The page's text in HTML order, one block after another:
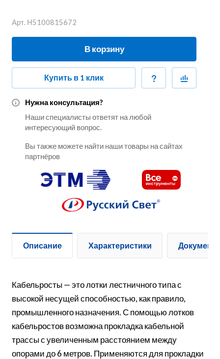
Арт. Н5100815672
В корзину
Купить в 1 клик
Нужна консультация?
Наши специалисты ответят на любой
интересующий вопрос.
Вы также можете найти наши товары на сайтах
партнёров
Описание Характеристики
Кабельросты — это лотки лестничного типа с
высокой несущей способностью, как правило,
промышленного назначения. С помощью лотков
кабельростов возможна прокладка кабельной
трассы с увеличенным расстоянием между
опорами до 6 метров. Применяются для прокладки